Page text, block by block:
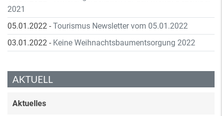
2021
05.01.2022 - Tourismus Newsletter vom 05.01.2022
03.01.2022 - Keine Weihnachtsbaumentsorgung 2022
AKTUELL
Aktuelles